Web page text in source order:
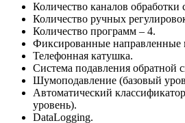
Количество каналов обработки
Количество ручных
Количество программ – 4.
Фиксированные
Телефонная катушка.
Система подавления обратной
Шумоподавление (базовый
Автоматический
уровень).
DataLogging.